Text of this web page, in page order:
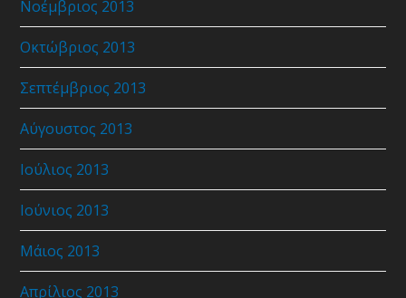
Νοέμβριος 2013
Οκτώβριος 2013
Σεπτέμβριος 2013
Αύγουστος 2013
Ιούλιος 2013
Ιούνιος 2013
Μάιος 2013
Απρίλιος 2013